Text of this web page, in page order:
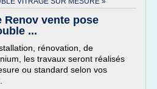
Renov vente pose
...
rénovation, de
les travaux seront réalisés
ou standard selon vos